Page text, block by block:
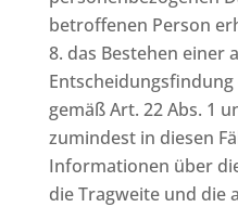
betroffenen Person
das Bestehen einer
gemäß Art. 22 Abs. 1
zumindest in diesen
Informationen über
die Tragweite und die